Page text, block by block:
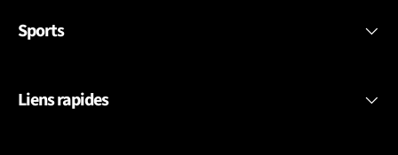
Sports
Liens rapides